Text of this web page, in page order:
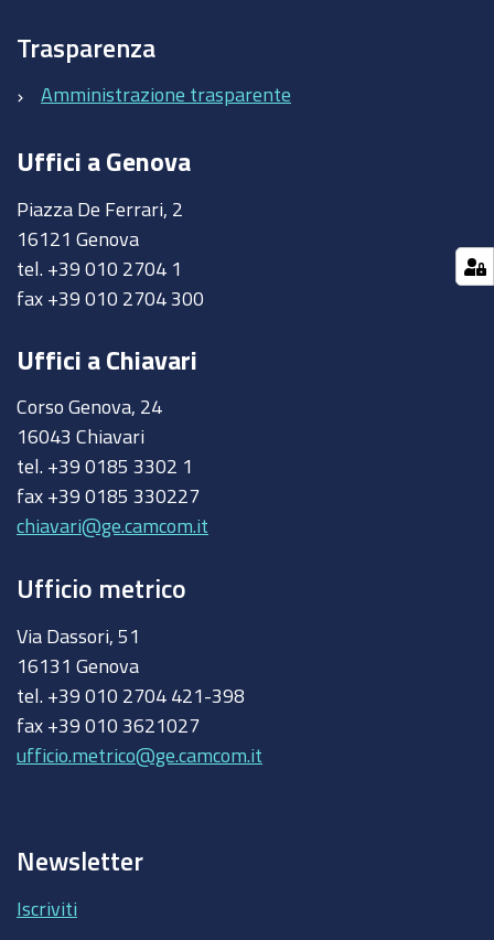
Trasparenza
Amministrazione trasparente
Uffici a Genova
Piazza De Ferrari, 2
16121 Genova
tel. +39 010 2704 1
fax +39 010 2704 300
Uffici a Chiavari
Corso Genova, 24
16043 Chiavari
tel. +39 0185 3302 1
fax +39 0185 330227
chiavari@ge.camcom.it
Ufficio metrico
Via Dassori, 51
16131 Genova
tel. +39 010 2704 421-398
fax +39 010 3621027
ufficio.metrico@ge.camcom.it
Newsletter
Iscriviti